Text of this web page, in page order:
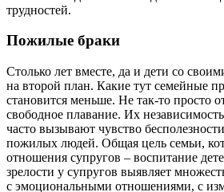
трудностей.
Пожилые браки
Столько лет вместе, да и дети со
на второй план. Какие тут семейные
становится меньше. Не так-то просто
свободное плавание. Их
часто вызывают чувство
пожилых людей. Общая цель семьи,
отношения супругов – воспитание
зрелости у супругов выявляет
с эмоциональными отношениями, с